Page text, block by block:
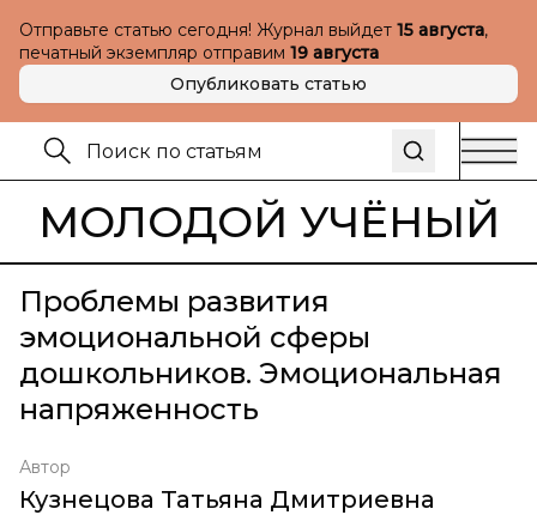
Отправьте статью сегодня! Журнал выйдет 15 августа,
печатный экземпляр отправим 19 августа
Опубликовать статью
МОЛОДОЙ УЧЁНЫЙ
Проблемы развития
эмоциональной сферы
дошкольников. Эмоциональная
напряженность
Автор
Кузнецова Татьяна Дмитриевна